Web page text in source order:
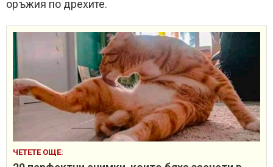
оръжия по дрехите.
ЧЕТЕТЕ ОЩЕ: